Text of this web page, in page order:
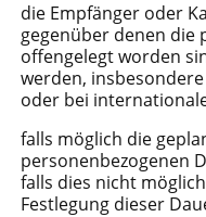
die Empfänger oder
gegenüber denen die
offengelegt worden
werden,
oder bei
falls möglich die
personenbezogenen
falls dies nicht
Festlegung dieser